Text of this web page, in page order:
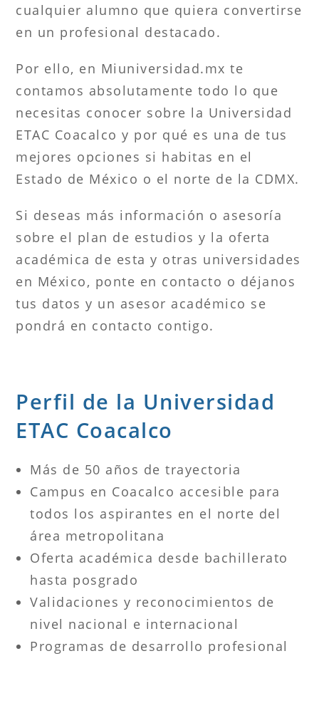
cualquier alumno que quiera convertirse
en un profesional destacado.
Por ello, en Miuniversidad.mx te
contamos absolutamente todo lo que
necesitas conocer sobre la Universidad
ETAC Coacalco y por qué es una de tus
mejores opciones si habitas en el
Estado de México o el norte de la CDMX.
Si deseas más información o asesoría
sobre el plan de estudios y la oferta
académica de esta y otras universidades
en México, ponte en contacto o déjanos
tus datos y un asesor académico se
pondrá en contacto contigo.
Perfil de la Universidad
ETAC Coacalco
Más de 50 años de trayectoria
Campus en Coacalco accesible para
todos los aspirantes en el norte del
área metropolitana
Oferta académica desde bachillerato
hasta posgrado
Validaciones y reconocimientos de
nivel nacional e internacional
Programas de desarrollo profesional